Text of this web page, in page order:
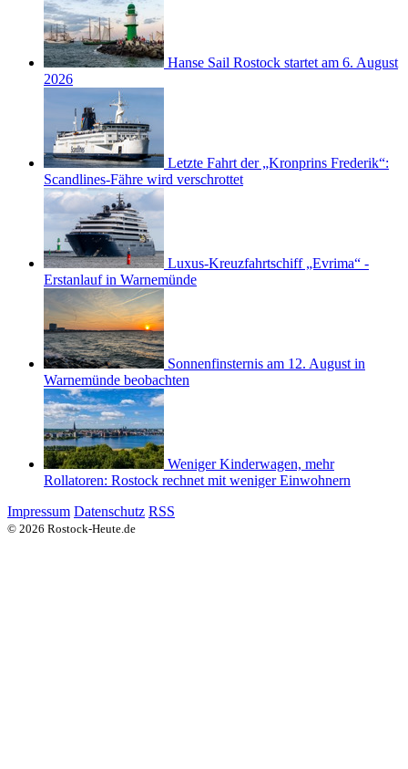
Hanse Sail Rostock startet am 6. August
2026
Letzte Fahrt der „Kronprins Frederik“:
Scandlines-Fähre wird verschrottet
Luxus-Kreuzfahrtschiff „Evrima“ -
Erstanlauf in Warnemünde
Sonnenfinsternis am 12. August in
Warnemünde beobachten
Weniger Kinderwagen, mehr
Rollatoren: Rostock rechnet mit weniger Einwohnern
Impressum Datenschutz RSS
© 2026 Rostock-Heute.de